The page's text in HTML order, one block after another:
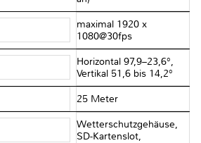
maximal 1920 x
1080@30fps
Horizontal 97,9–23,6°,
Vertikal 51,6 bis 14,2°
25 Meter
Wetterschutzgehäuse,
SD-Kartenslot,